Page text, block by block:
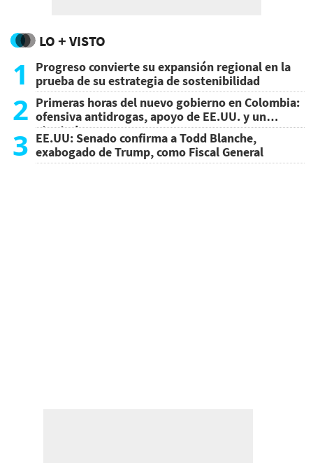
LO + VISTO
1
Progreso convierte su expansión regional en la
prueba de su estrategia de sostenibilidad
2 Primeras horas del nuevo gobierno en Colombia:
ofensiva antidrogas, apoyo de EE.UU. y un
atentado
3 EE.UU: Senado confirma a Todd Blanche,
exabogado de Trump, como Fiscal General